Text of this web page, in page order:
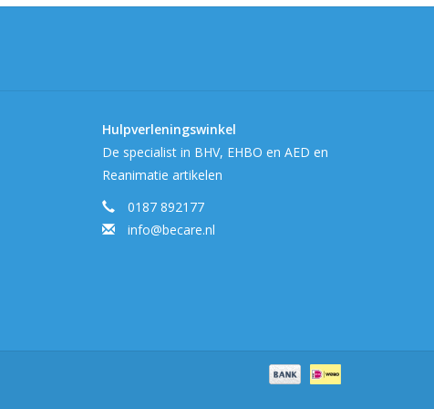
voor de transformator worden niet meegeleverd.
Hulpverleningswinkel
De specialist in BHV, EHBO en AED en
Reanimatie artikelen
0187 892177
info@becare.nl